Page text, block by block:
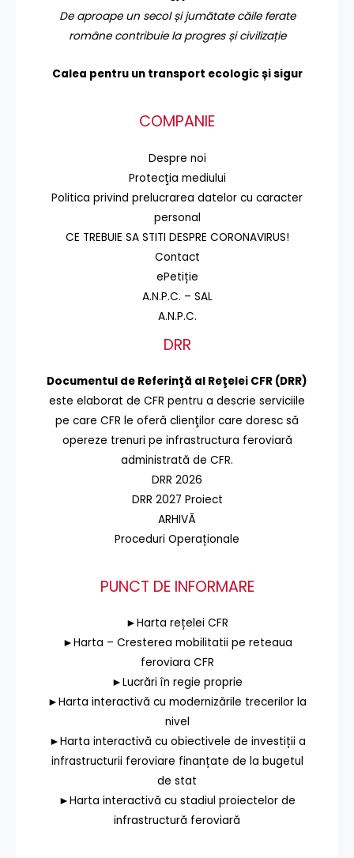
De aproape un secol și jumătate căile ferate
române contribuie la progres și civilizație
Calea pentru un transport ecologic și sigur
COMPANIE
Despre noi
Protecţia mediului
Politica privind prelucrarea datelor cu caracter
personal
CE TREBUIE SA STITI DESPRE CORONAVIRUS!
Contact
ePetiție
A.N.P.C. – SAL
A.N.P.C.
DRR
Documentul de Referinţă al Reţelei CFR (DRR)
este elaborat de CFR pentru a descrie serviciile
pe care CFR le oferă clienţilor care doresc să
opereze trenuri pe infrastructura feroviară
administrată de CFR.
DRR 2026
DRR 2027 Proiect
ARHIVĂ
Proceduri Operaționale
PUNCT DE INFORMARE
►Harta rețelei CFR
►Harta – Cresterea mobilitatii pe reteaua
feroviara CFR
►Lucrări în regie proprie
►Harta interactivă cu modernizările trecerilor la
nivel
►Harta interactivă cu obiectivele de investiții a
infrastructurii feroviare finanțate de la bugetul
de stat
►Harta interactivă cu stadiul proiectelor de
infrastructură feroviară